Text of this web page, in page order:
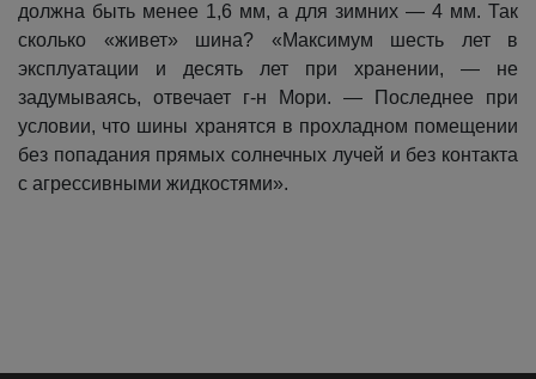
должна быть менее 1,6 мм, а для зимних — 4 мм. Так
сколько «живет» шина? «Максимум шесть лет в
эксплуатации и десять лет при хранении, — не
задумываясь, отвечает г-н Мори. — Последнее при
условии, что шины хранятся в прохладном помещении
без попадания прямых солнечных лучей и без контакта
с агрессивными жидкостями».